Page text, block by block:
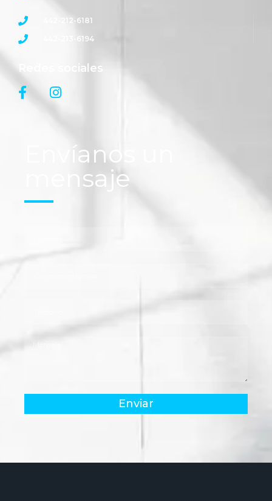
442-212-6181
442-213-6194
Redes sociales
Envíanos un
mensaje
Enviar